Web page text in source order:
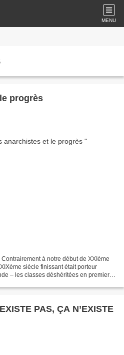
MENU
progrès
à notre début de XXIème
siècle finissant était porteur
– les classes déshéritées en premier –
PAS, ÇA N’EXISTE